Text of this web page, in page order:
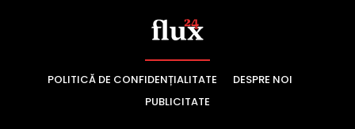
POLITICĂ DE CONFIDENȚIALITATE
DESPRE NOI
PUBLICITATE